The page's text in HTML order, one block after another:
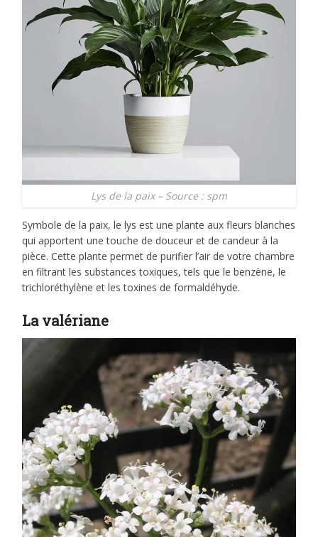
Lys de la paix – Source : spm
Symbole de la paix, le lys est une plante aux fleurs blanches
qui apportent une touche de douceur et de candeur à la
pièce. Cette plante permet de purifier l’air de votre chambre
en filtrant les substances toxiques, tels que le benzène, le
trichloréthylène et les toxines de formaldéhyde.
La valériane